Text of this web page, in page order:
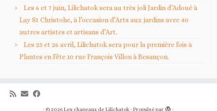
Les 6 et 7 juin, Lilichatok sera au très joli Jardin d’Adoué à
Lay St Christohe, à l’occasion d’Arts aux jardins avec 40
autres artistes et artisans d’Art.
Les 25 et 26 avril, Lilichatok sera pour la première fois à
Plantes en Fête 10 rue François Villon à Besançon.
· © 2026 Les chapeaux de Lilichatok· Propulsé par ·